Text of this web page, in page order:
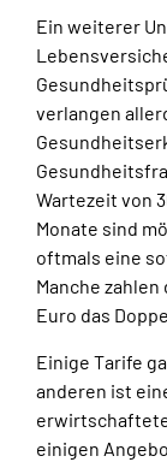
Ein weiterer
verlangen
Wartezeit von
Monate sind
oftmals eine
Manche
Euro das
Einige Tarife
anderen ist
einigen